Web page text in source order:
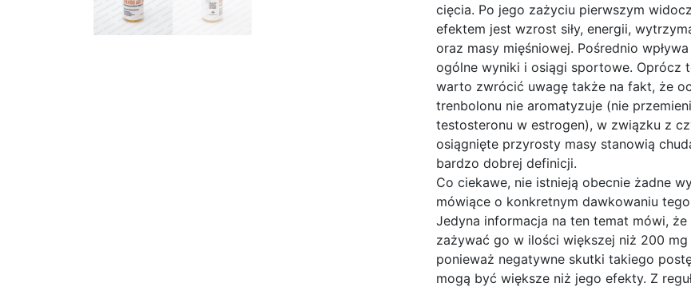
cięcia. Po jego zażyciu pierwszym
efektem jest wzrost siły, energii,
oraz masy mięśniowej. Pośrednio
ogólne wyniki i osiągi sportowe. Oprócz
warto zwrócić uwagę także na fakt, że
trenbolonu nie aromatyzuje (nie
testosteronu w estrogen), w związku z
osiągnięte przyrosty masy stanowią
bardzo dobrej definicji.
Co ciekawe, nie istnieją obecnie żadne
mówiące o konkretnym dawkowaniu
Jedyna informacja na ten temat mówi, że
zażywać go w ilości większej niż 200 mg
ponieważ negatywne skutki takiego
mogą być większe niż jego efekty. Z